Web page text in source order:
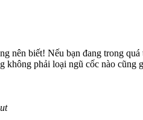
nên biết! Nếu bạn đang trong
không phải loại ngũ cốc nào cũng